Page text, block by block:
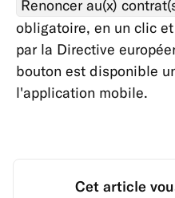
Renoncer au(x)
obligatoire, en un clic
par la Directive
bouton est disponible
l'application mobile.
Cet article